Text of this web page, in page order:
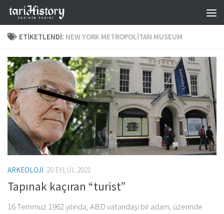
Skip to content
ETIKETLENDI: NEW YORK METROPOLITAN MUSEUM
ARKEOLOJI 20 EYLÜL 2021
Tapınak kaçıran “turist”
16 Temmuz 1962 yılında, ABD vatandaşı bir adam, üzerinde